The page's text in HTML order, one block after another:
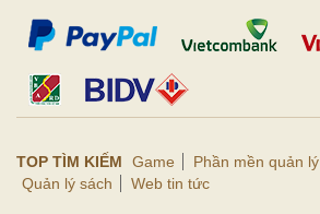
TOP TÌM KIẾM Game Phần mền quản lý
Quản lý sách
Web tin tức